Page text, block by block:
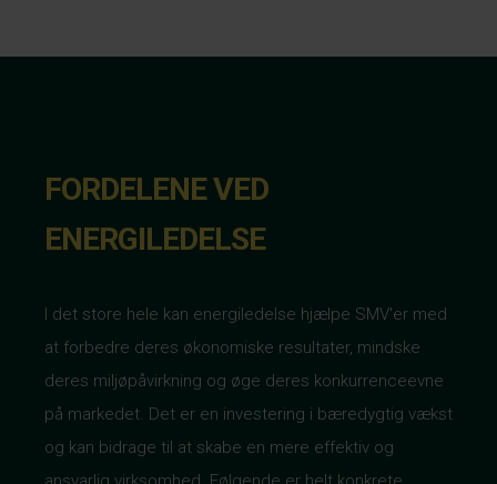
FORDELENE VED
ENERGILEDELSE
I det store hele kan energiledelse hjælpe SMV'er med
at forbedre deres økonomiske resultater, mindske
deres miljøpåvirkning og øge deres konkurrenceevne
på markedet. Det er en investering i bæredygtig vækst
og kan bidrage til at skabe en mere effektiv og